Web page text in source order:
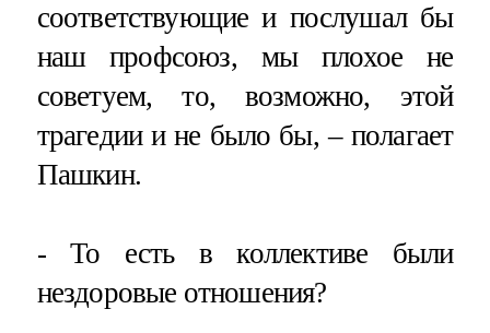
соответствующие и послушал бы
наш профсоюз, мы плохое не
советуем, то, возможно, этой
трагедии и не было бы, – полагает
Пашкин.
- То есть в коллективе были
нездоровые отношения?